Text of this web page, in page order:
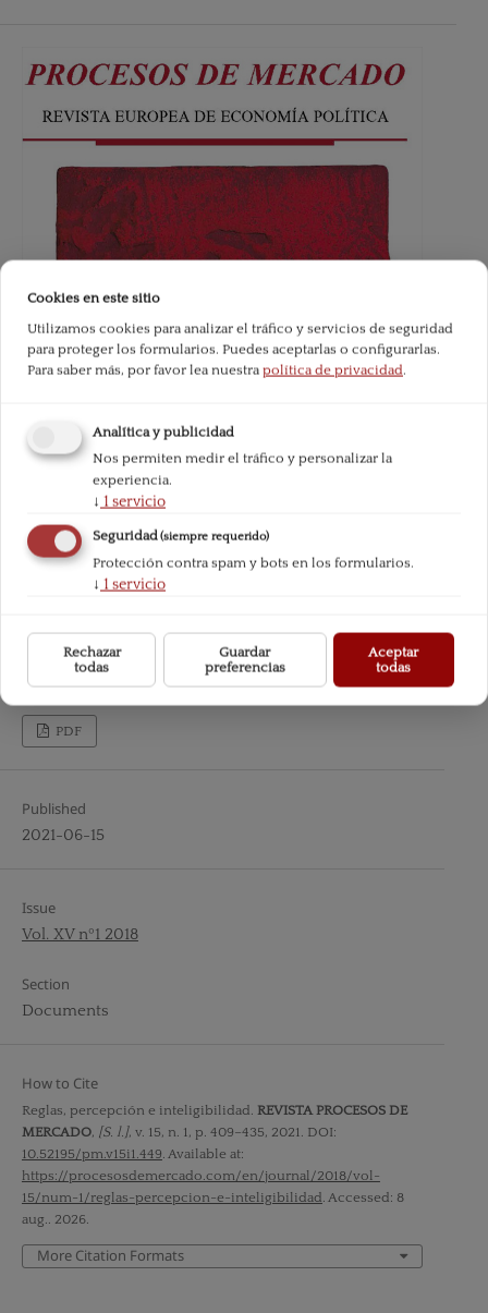
PDF
Published
2021-06-15
Issue
Vol. XV nº1 2018
Section
Documents
How to Cite
Reglas, percepción e inteligibilidad. REVISTA PROCESOS DE
MERCADO, [S. l.], v. 15, n. 1, p. 409–435, 2021. DOI:
10.52195/pm.v15i1.449. Available at:
https://procesosdemercado.com/en/journal/2018/vol-
15/num-1/reglas-percepcion-e-inteligibilidad. Accessed: 8
aug.. 2026.
More Citation Formats
Cookies en este sitio
Utilizamos cookies para analizar el tráfico y servicios de seguridad
para proteger los formularios. Puedes aceptarlas o configurarlas.
Para saber más, por favor lea nuestra política de privacidad.
Analítica y publicidad
Nos permiten medir el tráfico y personalizar la
experiencia.
↓ 1servicio
Seguridad(siempre requerido)
Protección contra spam y bots en los formularios.
↓ 1servicio
Rechazar
todas
Guardar
preferencias
Aceptar
todas